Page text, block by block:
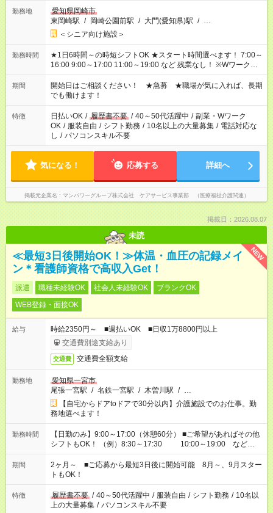
勤務地
愛知県岡崎市
東岡崎駅 / 岡崎公園前駅 / 大門(愛知県)駅 / …
＜シニア向け施設＞
勤務時間
★1日6時間～の時短シフトOK ★スタート時間選べます！ 7:00～
16:00 9:00～17:00 11:00～19:00 など 残業なし！ ※Wワークの
場合、他のお仕事と合わせ週40時間超の就業はご案内できませ
ん ※法令に基づき、週20時間以上勤務は社会保険への加入対象
となります ※労働者派遣法（日雇い派遣の原則禁止）により、
短時間・短期間の就業はご案内が難しい場合があります
期間
開始日はご相談ください！ ★急募 ★職場が気に入れば、長期
でも働けます！
特徴 日払いOK / 履歴書不要 / 40～50代活躍中 / 副業・Wワーク
OK / 服装自由 / シフト勤務 / 10名以上の大量募集 / 電話対応な
し / パソコンスキル不要
気になる！ 応募する 詳細へ
掲載元企業名 マンパワーグループ株式会社 ケアサービス事業部 （医療福祉介護関連）
掲載日：2026.08.07
未読
NEW
≪最短3日後開始OK！≫体温・血圧の記録メイ
ン＊看護師資格で高収入Get！
派遣 職種未経験OK 社会人未経験OK
ブランクOK
WEB登録・面接OK
給与
時給2350円～ ■週払いOK ■日収1万8800円以上
交通費別途支給あり
交通費 交通費全額支給
勤務地
愛知県一宮市
尾張一宮駅 / 名鉄一宮駅 / 木曽川駅 / …
【自宅からドアtoドアで30分以内】介護施設でのお仕事。勤
務地選べます！
勤務時間
【日勤のみ】9:00～17:00（休憩60分） ■ご希望があればその他
シフトもOK！ （例）8:30～17:30 10:00～19:00 など
「家族とお休みを合わせたい」 「できれば残業はしたくない」
など、あなたのご希望に沿ったお仕事をご紹介します！ ※Wワ
ーク希望の方へ 今ご覧のお仕事で希望する勤務時間と、もう1つ
のお仕事の勤務時間。 合計で週40時間を超える場合は応募でき
ません
期間
2ヶ月～ ■ご応募から最短3日後に開始可能 8月～、9月スター
トもOK！
特徴 履歴書不要 / 40～50代活躍中 / 服装自由 / シフト勤務 / 10名以
上の大量募集 / パソコンスキル不要